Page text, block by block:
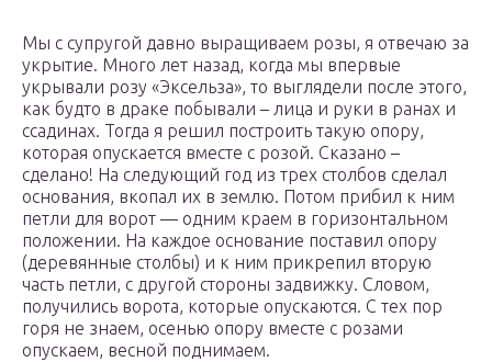
Мы с супругой давно выращиваем розы, я отвечаю за
укрытие. Много лет назад, когда мы впервые
укрывали розу «Эксельза», то выглядели после этого,
как будто в драке побывали – лица и руки в ранах и
ссадинах. Тогда я решил построить такую опору,
которая опускается вместе с розой. Сказано –
сделано! На следующий год из трех столбов сделал
основания, вкопал их в землю. Потом прибил к ним
петли для ворот — одним краем в горизонтальном
положении. На каждое основание поставил опору
(деревянные столбы) и к ним прикрепил вторую
часть петли, с другой стороны задвижку. Словом,
получились ворота, которые опускаются. С тех пор
горя не знаем, осенью опору вместе с розами
опускаем, весной поднимаем.